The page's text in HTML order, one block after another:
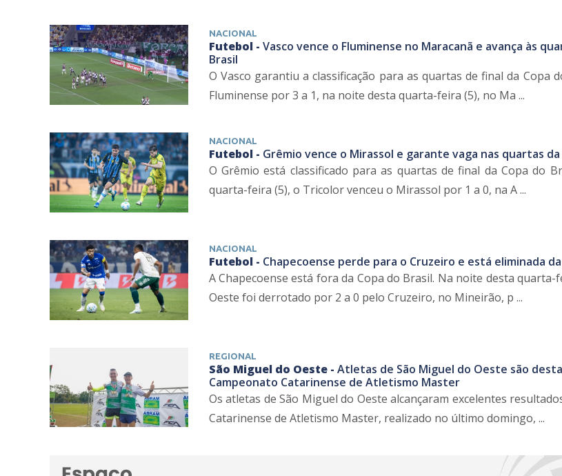
NACIONAL
Futebol - Vasco vence o Fluminense no Maracanã e avança às
Brasil
O Vasco garantiu a classificação para as quartas de final da Copa
Fluminense por 3 a 1, na noite desta quarta-feira (5), no Ma ...
NACIONAL
Futebol - Grêmio vence o Mirassol e garante vaga nas quartas da
O Grêmio está classificado para as quartas de final da Copa do
quarta-feira (5), o Tricolor venceu o Mirassol por 1 a 0, na A ...
NACIONAL
Futebol - Chapecoense perde para o Cruzeiro e está eliminada
A Chapecoense está fora da Copa do Brasil. Na noite desta quarta-
Oeste foi derrotado por 2 a 0 pelo Cruzeiro, no Mineirão, p ...
REGIONAL
São Miguel do Oeste - Atletas de São Miguel do Oeste são
Campeonato Catarinense de Atletismo Master
Os atletas de São Miguel do Oeste alcançaram excelentes
Catarinense de Atletismo Master, realizado no último domingo, ...